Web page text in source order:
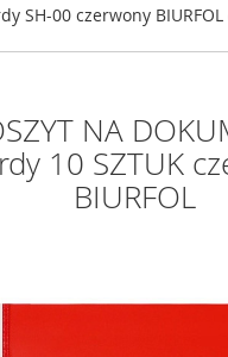
SH-00 czerwony
NA
10 SZTUK
BIURFOL